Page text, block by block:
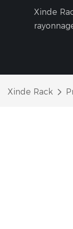
Xinde
Xinde Rack